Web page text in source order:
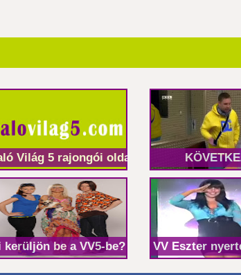
Világ 5 rajongói oldal
kerüljön be a VV5-be? - FurákVV Eszter